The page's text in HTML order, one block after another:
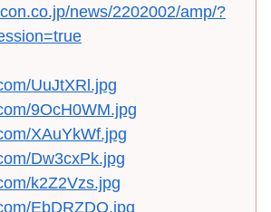
news/2202002/amp/?
UuJtXRl.jpg
9OcH0WM.jpg
XAuYkWf.jpg
Dw3cxPk.jpg
k2Z2Vzs.jpg
EbDRZDO.jpg